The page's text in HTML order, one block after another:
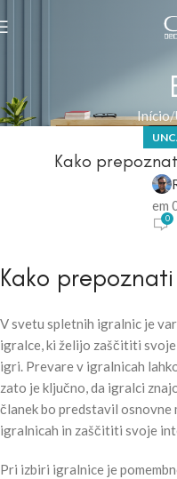
Início
Kako
em
0
Kako
V svetu spletnih igralnic je
igralce, ki želijo zaščititi
igri. Prevare v igralnicah
zato je ključno, da igralci
članek bo predstavil osnovne
igralnicah in zaščititi svoje
Pri izbiri igralnice je